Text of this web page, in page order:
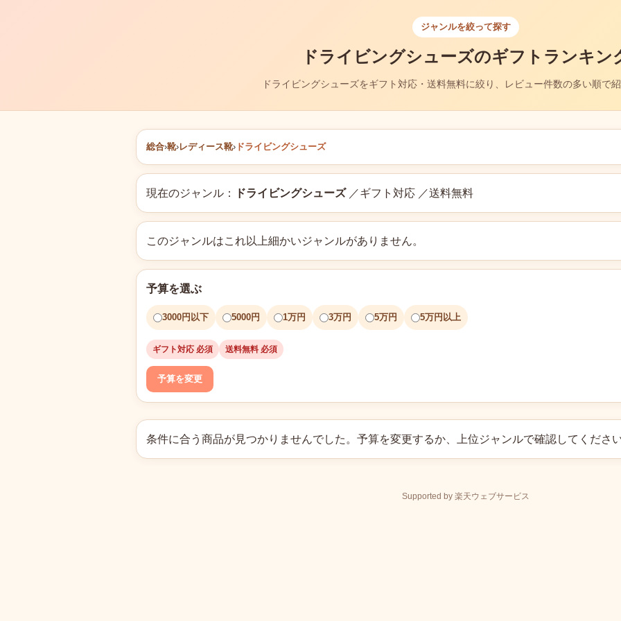
ジャンルを絞って探す
ドライビングシューズのギフトランキン
ドライビングシューズをギフト対応・送料無料に絞り、レビュー件数の多い順で
総合›靴›レディース靴› ドライビングシューズ
現在のジャンル： ドライビングシューズ／ギフト対応 ／送料無料
このジャンルはこれ以上細かいジャンルがありません。
予算を選ぶ
3000円以下 5000円 1万円 3万円 5万円 5万円以上
ギフト対応 必須 送料無料 必須
予算を変更
条件に合う商品が見つかりませんでした。予算を変更するか、上位ジャンルで確認してくださ
Supported by 楽天ウェブサービス